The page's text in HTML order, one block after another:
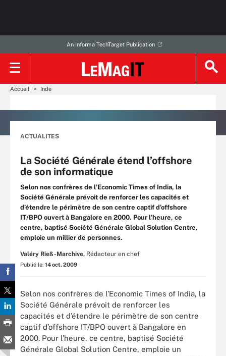
An Informa TechTarget Publication
Accueil Inde
ACTUALITES
La Société Générale étend l’offshore
de son informatique
Selon nos confrères de l’Economic Times of India, la
Société Générale prévoit de renforcer les capacités et
d’étendre le périmètre de son centre captif d’offshore
IT/BPO ouvert à Bangalore en 2000. Pour l’heure, ce
centre, baptisé Société Générale Global Solution Centre,
emploie un millier de personnes.
Valéry Rieß-Marchive, Rédacteur en chef
Publié le: 14 oct. 2009
Selon nos confrères de l’Economic Times of India, la
Société Générale prévoit de renforcer les
capacités et d’étendre le périmètre de son centre
captif d’offshore IT/BPO ouvert à Bangalore en
2000. Pour l’heure, ce centre, baptisé Société
Générale Global Solution Centre, emploie un